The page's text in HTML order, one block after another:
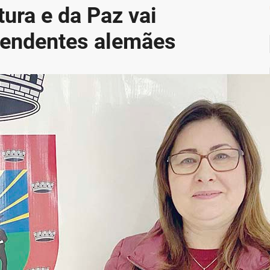
e da Paz vai
alemães